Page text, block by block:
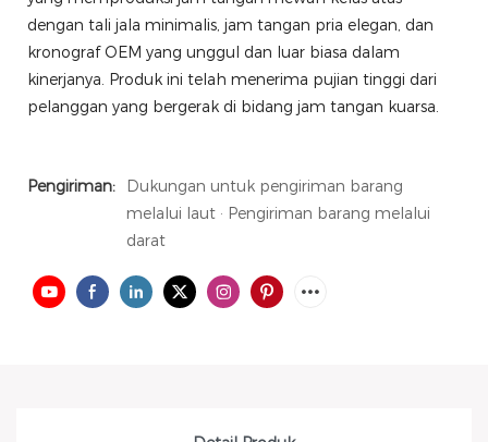
dengan tali jala minimalis, jam tangan pria elegan, dan
kronograf OEM yang unggul dan luar biasa dalam
kinerjanya. Produk ini telah menerima pujian tinggi dari
pelanggan yang bergerak di bidang jam tangan kuarsa.
Pengiriman:
Dukungan untuk pengiriman barang
melalui laut · Pengiriman barang melalui
darat